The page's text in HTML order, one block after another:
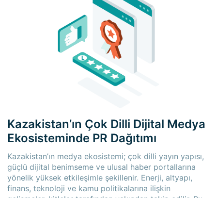
Kazakistan’ın Çok Dilli Dijital Medya
Ekosisteminde PR Dağıtımı
Kazakistan’ın medya ekosistemi; çok dilli yayın yapısı,
güçlü dijital benimseme ve ulusal haber portallarına
yönelik yüksek etkileşimle şekillenir. Enerji, altyapı,
finans, teknoloji ve kamu politikalarına ilişkin
×
×